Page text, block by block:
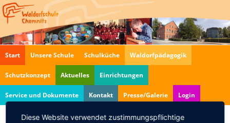
Start Unsere Schule Schulküche Waldorfpädagogik
Schutzkonzept Aktuelles Einrichtungen
Service und Dokumente Kontakt Presse/Galerie Login
Diese Website verwendet zustimmungspflichtige